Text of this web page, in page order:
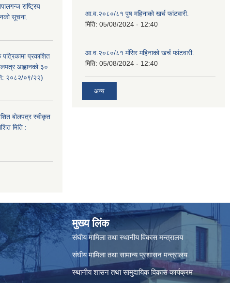
राष्ट्रिय
सूचना.
पत्रिकामा प्रकाशित
आह्वानको ३०
२०८२/०९/२२)
बोलपत्र स्वीकृत
मिति :
आ.व.२०८०/८१ पुष महिनाको खर्च फांटवारी.
मिति: 05/08/2024 - 12:40
आ.व.२०८०/८१ मंसिर महिनाको खर्च फांटवारी.
मिति: 05/08/2024 - 12:40
अन्य
मुख्य लिंक
संघीय मामिला तथा स्थानीय विकास मन्त्रालय
संघीय मामिला तथा सामान्य प्रशासन मन्त्रालय
स्थानीय शासन तथा सामुदायिक विकास कार्यक्रम